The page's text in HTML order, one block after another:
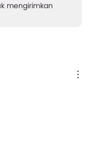
mengirimkan